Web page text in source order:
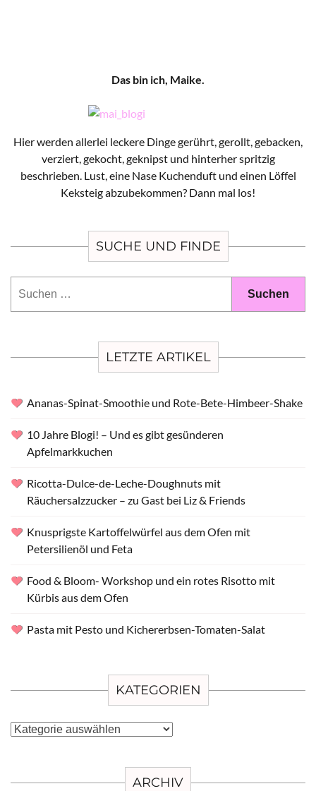
Das bin ich, Maike.
Hier werden allerlei leckere Dinge gerührt, gerollt, gebacken,
verziert, gekocht, geknipst und hinterher spritzig
beschrieben. Lust, eine Nase Kuchenduft und einen Löffel
Keksteig abzubekommen? Dann mal los!
SUCHE UND FINDE
LETZTE ARTIKEL
Ananas-Spinat-Smoothie und Rote-Bete-Himbeer-Shake
10 Jahre Blogi! – Und es gibt gesünderen
Apfelmarkkuchen
Ricotta-Dulce-de-Leche-Doughnuts mit
Räuchersalzzucker – zu Gast bei Liz & Friends
Knusprigste Kartoffelwürfel aus dem Ofen mit
Petersilienöl und Feta
Food & Bloom- Workshop und ein rotes Risotto mit
Kürbis aus dem Ofen
Pasta mit Pesto und Kichererbsen-Tomaten-Salat
KATEGORIEN
Kategorien
ARCHIV